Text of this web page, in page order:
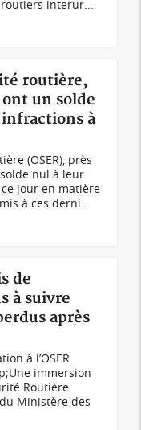
interur...
routière,
un solde
à
(OSER), près
nul à leur
jour en matière
à ces derni...
de
à suivre
après
à l’OSER
immersion
Routière
Ministère des